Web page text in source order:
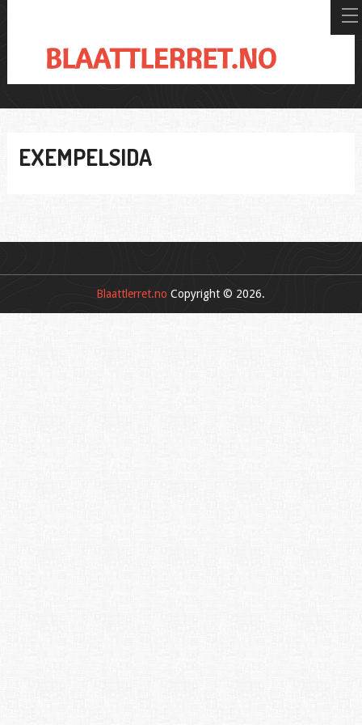
EXEMPELSIDA
Blaattlerret.no Copyright © 2026.